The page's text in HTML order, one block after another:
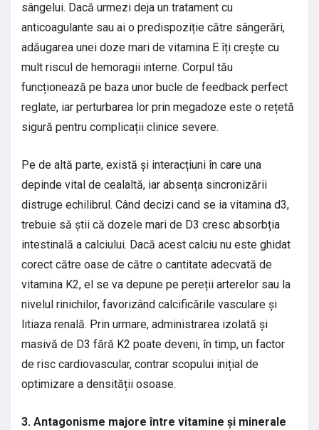
sângelui. Dacă urmezi deja un tratament cu
anticoagulante sau ai o predispoziție către sângerări,
adăugarea unei doze mari de vitamina E îți crește cu
mult riscul de hemoragii interne. Corpul tău
funcționează pe baza unor bucle de feedback perfect
reglate, iar perturbarea lor prin megadoze este o rețetă
sigură pentru complicații clinice severe.
Pe de altă parte, există și interacțiuni în care una
depinde vital de cealaltă, iar absența sincronizării
distruge echilibrul. Când decizi cand se ia vitamina d3,
trebuie să știi că dozele mari de D3 cresc absorbția
intestinală a calciului. Dacă acest calciu nu este ghidat
corect către oase de către o cantitate adecvată de
vitamina K2, el se va depune pe pereții arterelor sau la
nivelul rinichilor, favorizând calcificările vasculare și
litiaza renală. Prin urmare, administrarea izolată și
masivă de D3 fără K2 poate deveni, în timp, un factor
de risc cardiovascular, contrar scopului inițial de
optimizare a densității osoase.
3. Antagonisme majore între vitamine și minerale